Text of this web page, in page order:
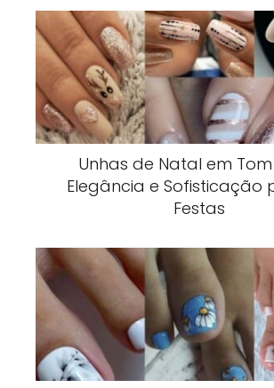
Unhas de Natal em Tom
Elegância e Sofisticação
Festas